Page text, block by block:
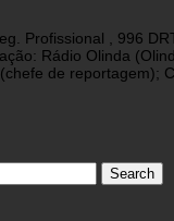
Profissional , 996
Rádio Olinda
de reportagem);